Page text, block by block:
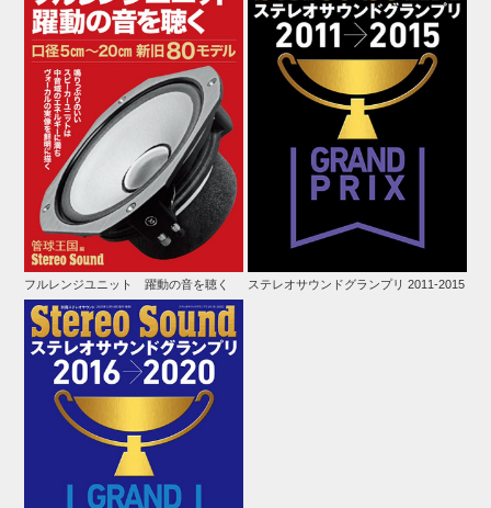
フルレンジユニット 躍動の音を聴く ステレオサウンドグランプリ 2011-2015